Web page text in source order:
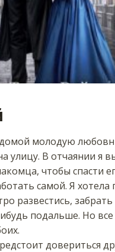
молодую
улицу. В отчаянии я
чтобы спасти
самой. Я хотела
развестись,
подальше. Но
довериться